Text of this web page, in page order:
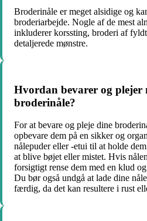
Broderinåle er meget alsidige og
broderiarbejde. Nogle af de mest
inkluderer korssting, broderi af
detaljerede mønstre.
Hvordan bevarer og plejer
broderinåle?
For at bevare og pleje dine
opbevare dem på en sikker og
nålepuder eller -etui til at holde
at blive bøjet eller mistet. Hvis
forsigtigt rense dem med en klud
Du bør også undgå at lade dine
færdig, da det kan resultere i rust